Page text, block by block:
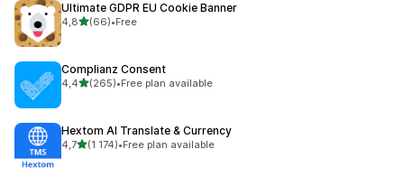
Ultimate GDPR EU Cookie Banner
4,8/ 5 tähteä
(66)
66 arvostelua yhteensä
•Free
Complianz Consent
4,4/ 5 tähteä
(265)
265 arvostelua yhteensä
•Free plan available
Hextom AI Translate & Currency
4,7/ 5 tähteä
(1 174)
1174 arvostelua yhteensä
•Free plan available